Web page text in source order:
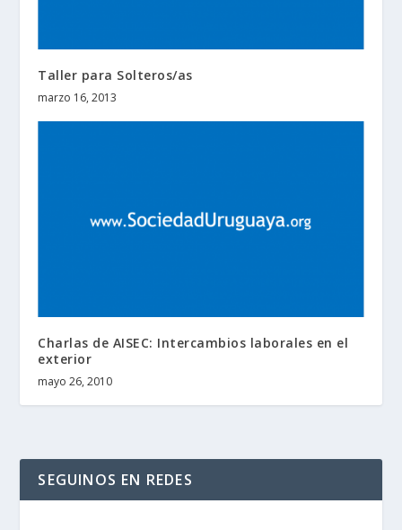
Taller para Solteros/as
marzo 16, 2013
Charlas de AISEC: Intercambios laborales en el
exterior
mayo 26, 2010
SEGUINOS EN REDES